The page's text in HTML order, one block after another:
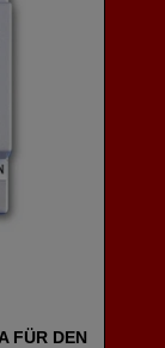
FÜR DEN